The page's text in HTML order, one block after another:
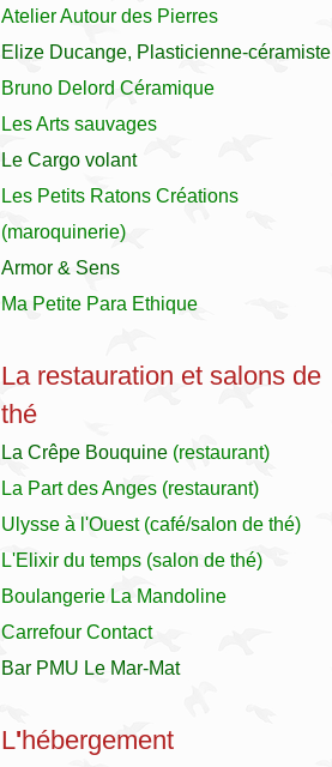
Atelier Autour des Pierres
Elize Ducange, Plasticienne-céramiste
Bruno Delord Céramique
Les Arts sauvages
Le Cargo volant
Les Petits Ratons Créations
(maroquinerie)
Armor & Sens
Ma Petite Para Ethique
La restauration et salons de
thé
La Crêpe Bouquine (restaurant)
La Part des Anges (restaurant)
Ulysse à l'Ouest(café/salon de thé)
L'Elixir du temps (salon de thé)
Boulangerie La Mandoline
Carrefour Contact
Bar PMU Le Mar-Mat
L'hébergement